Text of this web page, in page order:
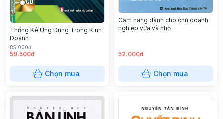
Thống Kê Ứng Dụng Trong Kinh
Doanh
85.000đ
59.500đ
Chọn mua
Cẩm nang dành cho chủ doanh
nghiệp vừa và nhỏ
52.000đ
Chọn mua